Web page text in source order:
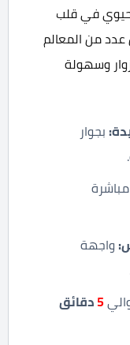
في قلب
عدد من المعالم
وسهولة
: بجوار
.
: واجهة
5دقائق